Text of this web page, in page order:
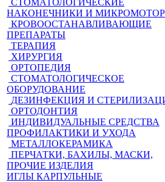
СТОМАТОЛОГИЧЕСКИЕ
НАКОНЕЧНИКИ И
КРОВООСТАНАВЛИВАЮЩИЕ
ПРЕПАРАТЫ
ТЕРАПИЯ
ХИРУРГИЯ
ОРТОПЕДИЯ
СТОМАТОЛОГИЧЕСКОЕ
ОБОРУДОВАНИЕ
ДЕЗИНФЕКЦИЯ И
ОРТОДОНТИЯ
ИНДИВИДУАЛЬНЫЕ СРЕДСТВА
ПРОФИЛАКТИКИ И УХОДА
МЕТАЛЛОКЕРАМИКА
ПЕРЧАТКИ, БАХИЛЫ, МАСКИ,
ПРОЧИЕ ИЗДЕЛИЯ
ИГЛЫ КАРПУЛЬНЫЕ